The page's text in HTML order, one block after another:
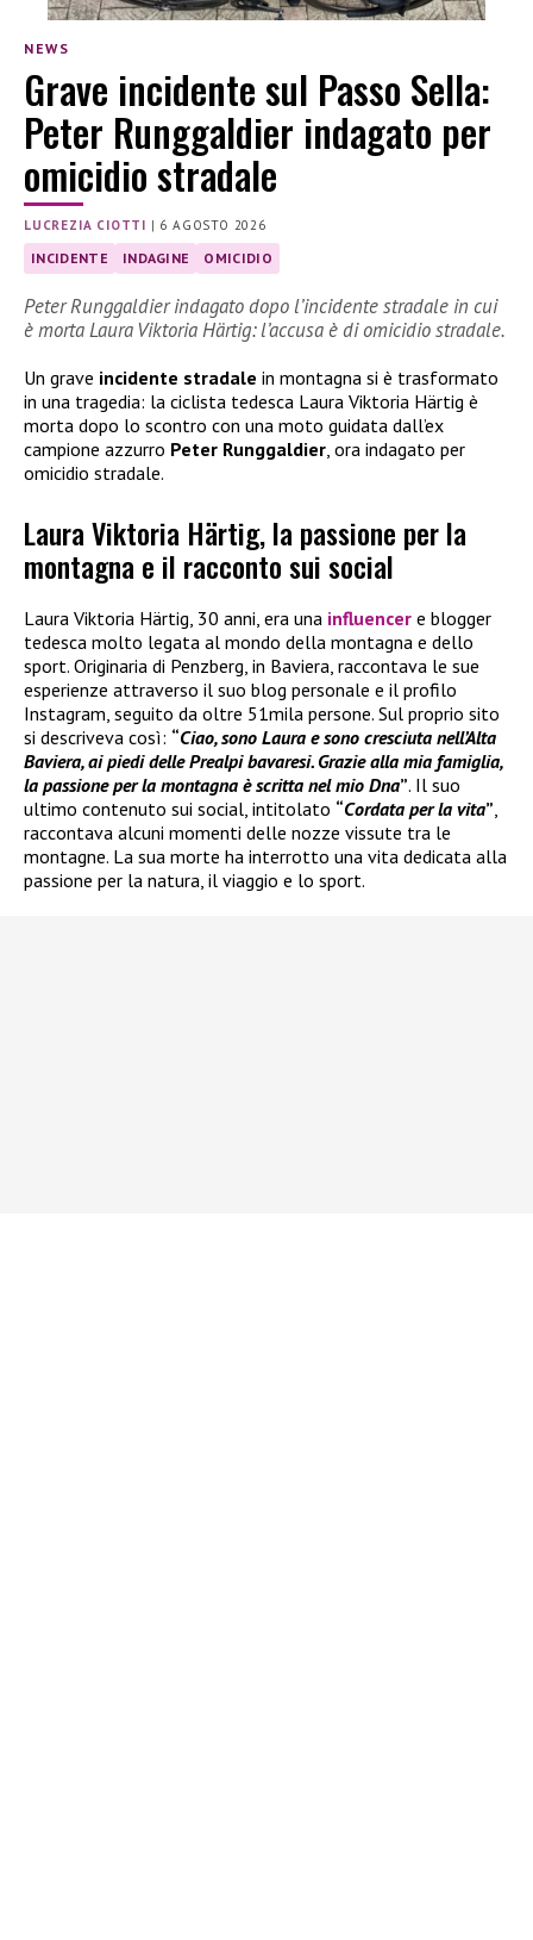
NEWS
Grave incidente sul Passo Sella:
Peter Runggaldier indagato per
omicidio stradale
LUCREZIA CIOTTI | 6 AGOSTO 2026
INCIDENTE INDAGINE OMICIDIO
Peter Runggaldier indagato dopo l’incidente stradale in cui
è morta Laura Viktoria Härtig: l’accusa è di omicidio stradale.
Un grave incidente stradale in montagna si è trasformato
in una tragedia: la ciclista tedesca Laura Viktoria Härtig è
morta dopo lo scontro con una moto guidata dall’ex
campione azzurro Peter Runggaldier , ora indagato per
omicidio stradale.
Laura Viktoria Härtig, la passione per la
montagna e il racconto sui social
Laura Viktoria Härtig, 30 anni, era una influencer e blogger
tedesca molto legata al mondo della montagna e dello
sport. Originaria di Penzberg, in Baviera, raccontava le sue
esperienze attraverso il suo blog personale e il profilo
Instagram, seguito da oltre 51mila persone. Sul proprio sito
si descriveva così: “Ciao, sono Laura e sono cresciuta nell’Alta
Baviera, ai piedi delle Prealpi bavaresi. Grazie alla mia famiglia,
la passione per la montagna è scritta nel mio Dna”. Il suo
ultimo contenuto sui social, intitolato “Cordata per la vita”,
raccontava alcuni momenti delle nozze vissute tra le
montagne. La sua morte ha interrotto una vita dedicata alla
passione per la natura, il viaggio e lo sport.